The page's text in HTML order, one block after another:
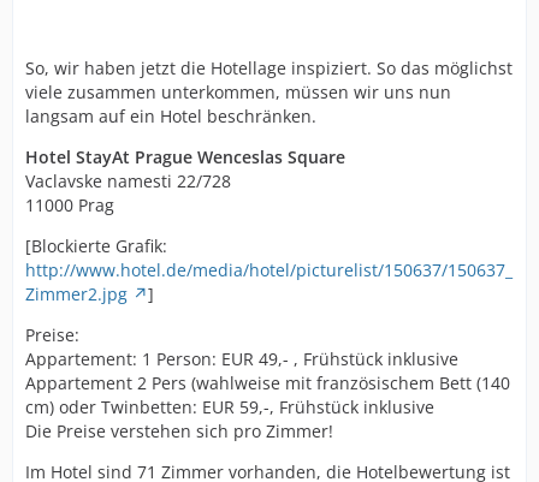
So, wir haben jetzt die Hotellage inspiziert. So das möglichst
viele zusammen unterkommen, müssen wir uns nun
langsam auf ein Hotel beschränken.
Hotel StayAt Prague Wenceslas Square
Vaclavske namesti 22/728
11000 Prag
[Blockierte Grafik:
http://www.hotel.de/media/hotel/picturelist/150637/150637_
Zimmer2.jpg
]
Preise:
Appartement: 1 Person: EUR 49,- , Frühstück inklusive
Appartement 2 Pers (wahlweise mit französischem Bett (140
cm) oder Twinbetten: EUR 59,-, Frühstück inklusive
Die Preise verstehen sich pro Zimmer!
Im Hotel sind 71 Zimmer vorhanden, die Hotelbewertung ist